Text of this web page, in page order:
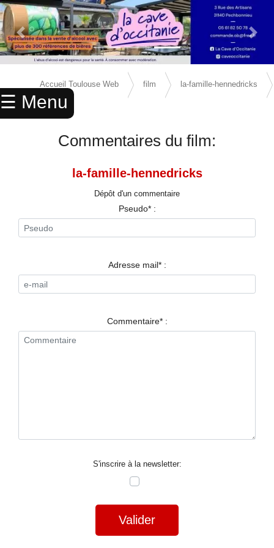
☰ Menu
× ACCUEIL
ANNUAIRE
SPORTS
RESTAURANTS
NUIT
Previous Slide Next
Accueil Toulouse Web film la-famille-hennedricks
avis
Commentaires du film:
la-famille-hennedricks
Dépôt d'un commentaire
Pseudo* :
Adresse mail* :
Commentaire* :
S'inscrire à la newsletter:
Valider